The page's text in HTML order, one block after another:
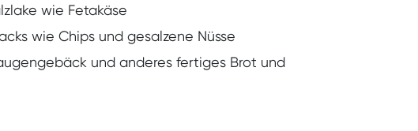
wie Fetakäse
wie Chips und gesalzene Nüsse
und anderes fertiges Brot und